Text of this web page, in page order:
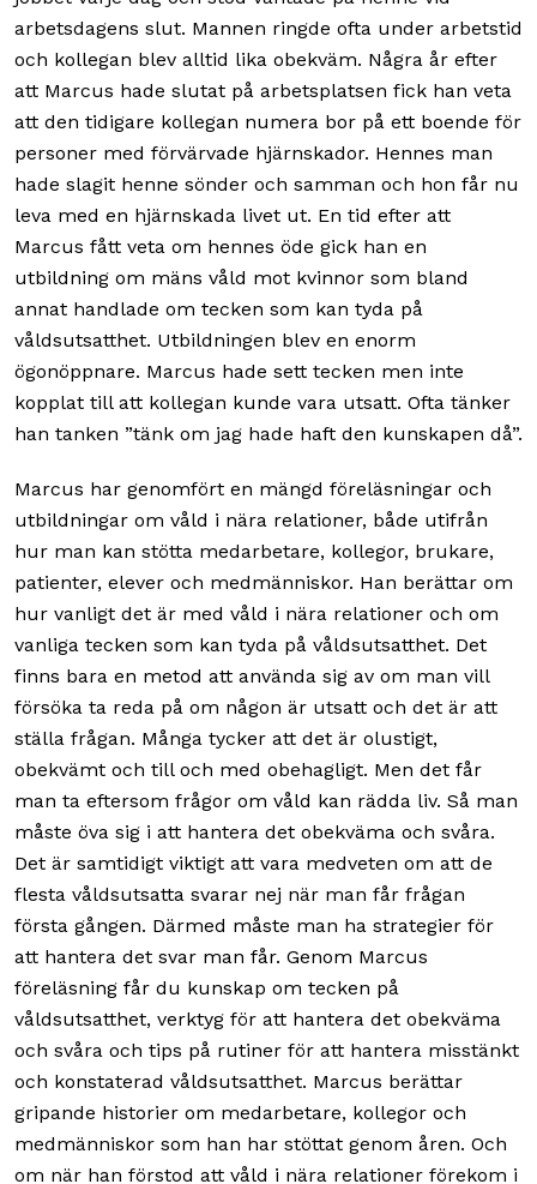
arbetsdagens slut. Mannen ringde ofta under arbetstid
och kollegan blev alltid lika obekväm. Några år efter
att Marcus hade slutat på arbetsplatsen fick han veta
att den tidigare kollegan numera bor på ett boende för
personer med förvärvade hjärnskador. Hennes man
hade slagit henne sönder och samman och hon får nu
leva med en hjärnskada livet ut. En tid efter att
Marcus fått veta om hennes öde gick han en
utbildning om mäns våld mot kvinnor som bland
annat handlade om tecken som kan tyda på
våldsutsatthet. Utbildningen blev en enorm
ögonöppnare. Marcus hade sett tecken men inte
kopplat till att kollegan kunde vara utsatt. Ofta tänker
han tanken ”tänk om jag hade haft den kunskapen då”.
Marcus har genomfört en mängd föreläsningar och
utbildningar om våld i nära relationer, både utifrån
hur man kan stötta medarbetare, kollegor, brukare,
patienter, elever och medmänniskor. Han berättar om
hur vanligt det är med våld i nära relationer och om
vanliga tecken som kan tyda på våldsutsatthet. Det
finns bara en metod att använda sig av om man vill
försöka ta reda på om någon är utsatt och det är att
ställa frågan. Många tycker att det är olustigt,
obekvämt och till och med obehagligt. Men det får
man ta eftersom frågor om våld kan rädda liv. Så man
måste öva sig i att hantera det obekväma och svåra.
Det är samtidigt viktigt att vara medveten om att de
flesta våldsutsatta svarar nej när man får frågan
första gången. Därmed måste man ha strategier för
att hantera det svar man får. Genom Marcus
föreläsning får du kunskap om tecken på
våldsutsatthet, verktyg för att hantera det obekväma
och svåra och tips på rutiner för att hantera misstänkt
och konstaterad våldsutsatthet. Marcus berättar
gripande historier om medarbetare, kollegor och
medmänniskor som han har stöttat genom åren. Och
om när han förstod att våld i nära relationer förekom i